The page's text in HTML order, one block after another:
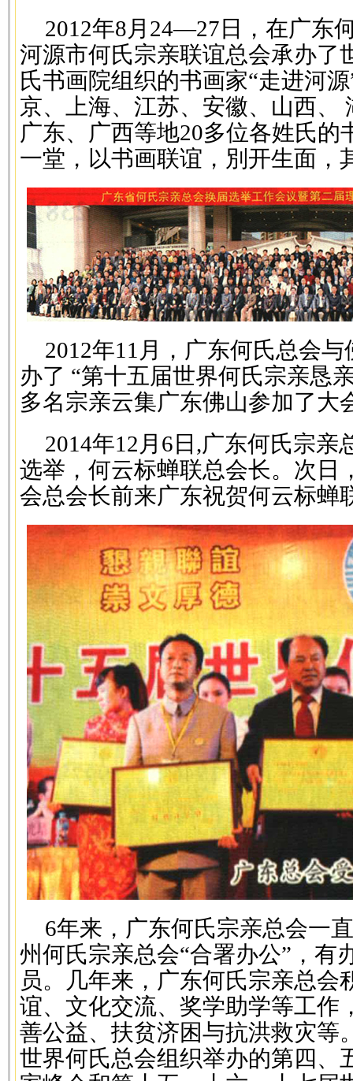
2012年8月24—27日，在广东
河源市何氏宗亲联谊总会承办了
氏书画院组织的书画家“走进河
京、上海、江苏、安徽、山西、
广东、广西等地20多位各姓氏的
一堂，以书画联谊，別开生面，
2012年11月，广东何氏总会
办了 “第十五届世界何氏宗亲恳
多名宗亲云集广东佛山参加了大
2014年12月6日,广东何氏宗亲
选举，何云标蝉联总会长。次日
会总会长前来广东祝贺何云标蝉
6年来，广东何氏宗亲总会一
州何氏宗亲总会“合署办公”，有
员。几年来，广东何氏宗亲总会
谊、文化交流、奖学助学等工作
善公益、扶贫济困与抗洪救灾等
世界何氏总会组织举办的第四、